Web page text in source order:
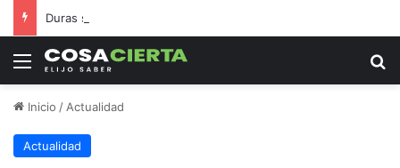
Menú
Inicio / Actualidad
Actualidad